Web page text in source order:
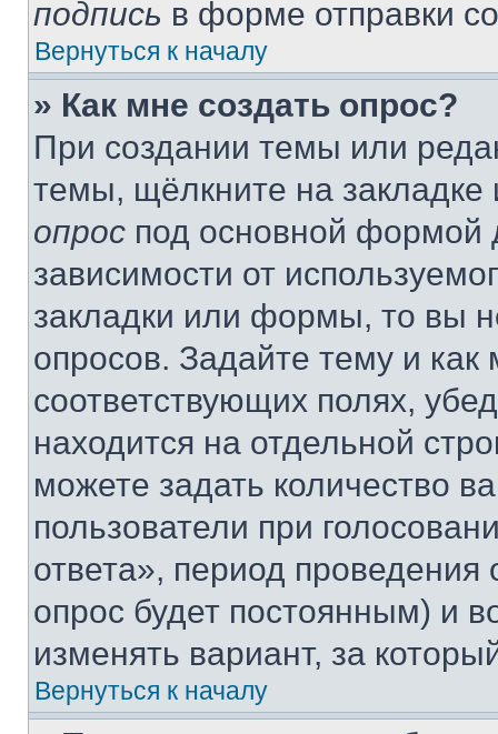
подпись в форме отправки
Вернуться к началу
» Как мне создать опрос?
При создании темы или
темы, щёлкните на
опрос под основной формой
зависимости от
закладки или формы, то вы
опросов. Задайте тему и
соответствующих полях,
находится на отдельной
можете задать количество
пользователи при
ответа», период проведения
опрос будет постоянным) и
изменять вариант, за
Вернуться к началу